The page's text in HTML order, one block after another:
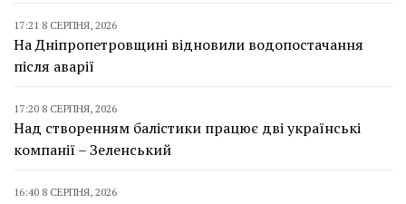
17:21 8 СЕРПНЯ, 2026
На Дніпропетровщині відновили водопостачання
після аварії
17:20 8 СЕРПНЯ, 2026
Над створенням балістики працює дві українські
компанії – Зеленський
16:40 8 СЕРПНЯ, 2026